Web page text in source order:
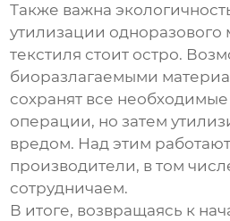
Также важна
утилизации одноразового
текстиля стоит остро.
биоразлагаемыми
сохранят все
операции, но затем
вредом. Над этим
производители, в том
сотрудничаем.
В итоге, возвращаясь к